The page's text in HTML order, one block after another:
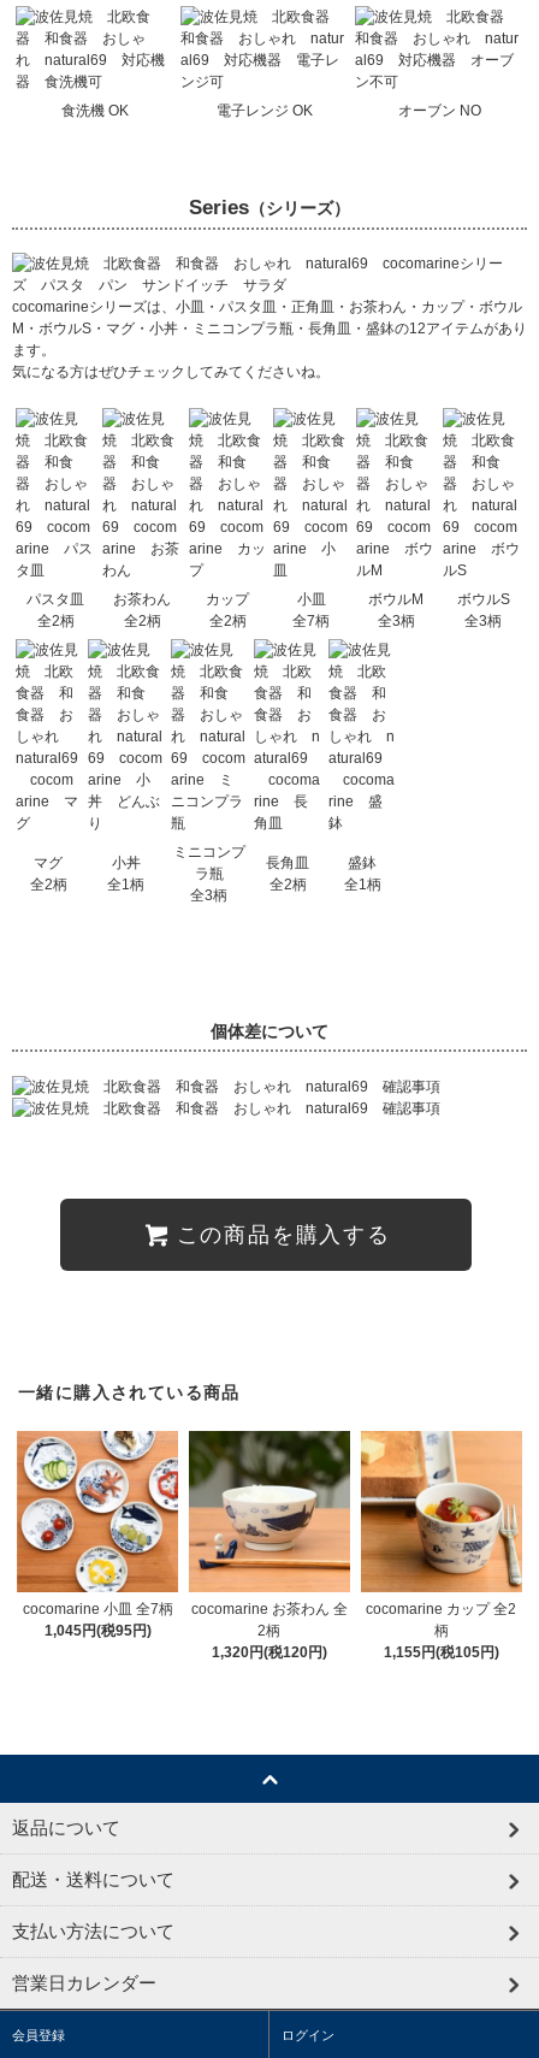
食洗機 OK 電子レンジ OK オーブン NO
Series （シリーズ）
cocomarineシリーズは、小皿・パスタ皿・正角皿・お茶わん・カップ・ボウル
M・ボウルS・マグ・小丼・ミニコンプラ瓶・長角皿・盛鉢の12アイテムがあり
ます。
気になる方はぜひチェックしてみてくださいね。
パスタ皿
全2柄
お茶わん
全2柄
カップ
全2柄
小皿
全7柄
ボウルM
全3柄
ボウルS
全3柄
マグ
全2柄
小丼
全1柄
ミニコンプ
ラ瓶
全3柄
長角皿
全2柄
盛鉢
全1柄
個体差について
この商品を購入する
一緒に購入されている商品
cocomarine 小皿 全7柄
1,045円(税95円)
cocomarine お茶わん 全
2柄
1,320円(税120円)
cocomarine カップ 全2
柄
1,155円(税105円)
返品について
配送・送料について
支払い方法について
営業日カレンダー
会員登録 ログイン